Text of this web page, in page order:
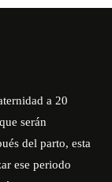
a 20
serán
del parto, esta
ese periodo